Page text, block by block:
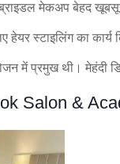
मेकअप बेहद
हेयर स्टाइलिंग का कार्य
में प्रमुख थी। मेहंदी
Salon &